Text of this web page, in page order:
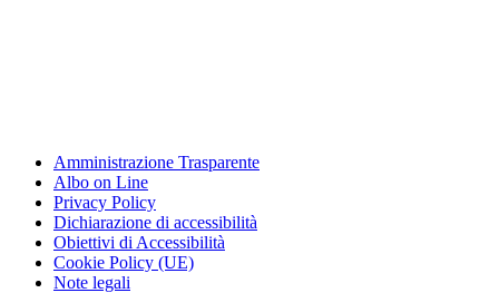
Amministrazione Trasparente
Albo on Line
Privacy Policy
Dichiarazione di accessibilità
Obiettivi di Accessibilità
Cookie Policy (UE)
Note legali